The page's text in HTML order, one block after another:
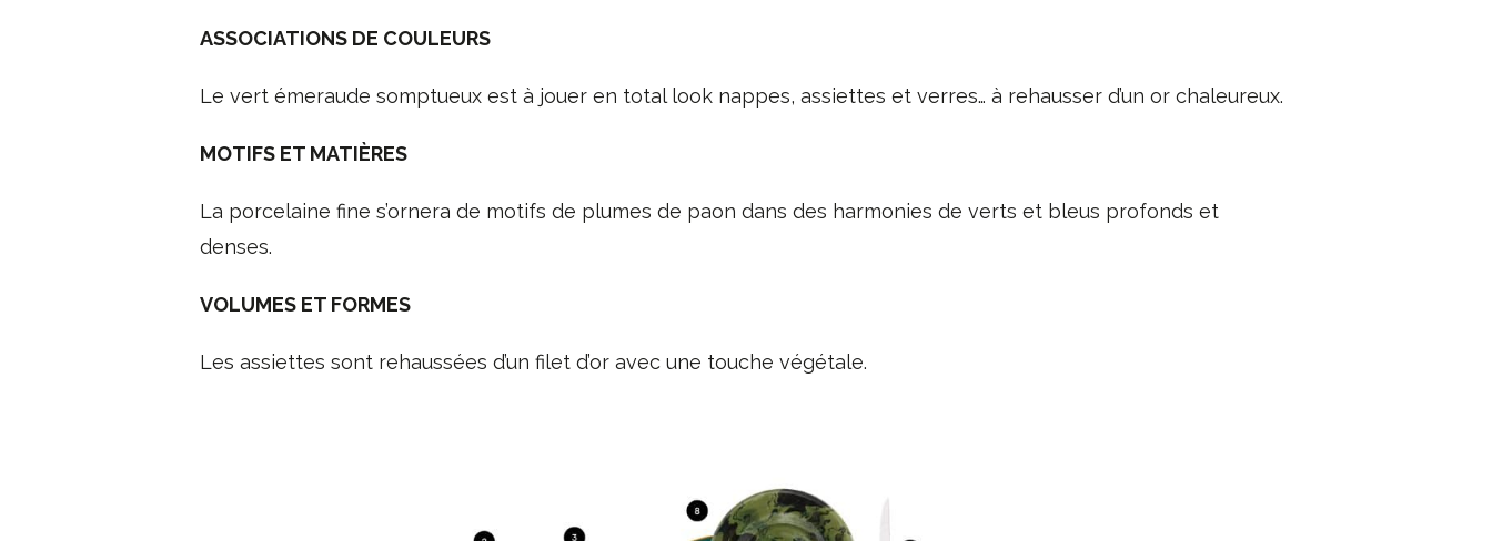
ASSOCIATIONS DE COULEURS
Le vert émeraude somptueux est à jouer en total look nappes, assiettes et verres… à rehausser d’un or chaleureux.
MOTIFS ET MATIÈRES
La porcelaine fine s’ornera de motifs de plumes de paon dans des harmonies de verts et bleus profonds et
denses.
VOLUMES ET FORMES
Les assiettes sont rehaussées d’un filet d’or avec une touche végétale.